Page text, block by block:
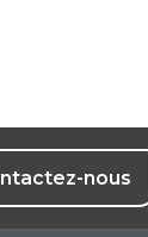
nous